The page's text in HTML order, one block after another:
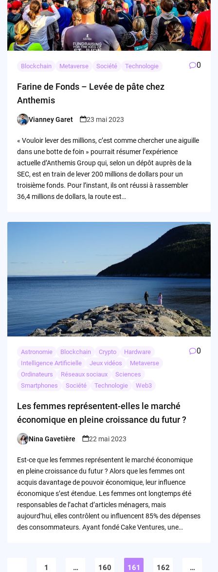
Blockchain Metaverse Société Technologie 0
Farine de Fonds – Levée de pâte chez
Anthemis
Posted
Vianney Garet 23 mai 2023
« Vouloir lever des millions, c’est comme chercher une aiguille
dans une botte de foin » pourrait résumer l’expérience
actuelle d’Anthemis Group qui, selon un dépôt auprès de la
SEC, est en train de lever 200 millions de dollars pour un
troisième fonds. Pour l’instant, ils ont réussi à rassembler
36,4 millions de dollars, la route est…
Astronomie Blockchain Crypto
Hardware
Intelligence Artificielle
Jeux vidéos
Metaverse
Ordinateurs
Réseaux sociaux
Sciences
Smartphones
Société Technologie Web3
0
Les femmes représentent-elles le marché
économique en pleine croissance du futur ?
Posted
Nina Gavetière 22 mai 2023
Est-ce que les femmes représentent le marché économique
en pleine croissance du futur ? Alors que les femmes ont
acquis davantage de pouvoir économique, leur influence
économique s’est étendue. Les femmes ont longtemps été
responsables de l’achat d’articles ménagers, mais
aujourd’hui, elles contrôlent ou influencent 85% des dépenses
des consommateurs. Ayant fondé Cake Ventures, une…
1 … 160 161 162 …